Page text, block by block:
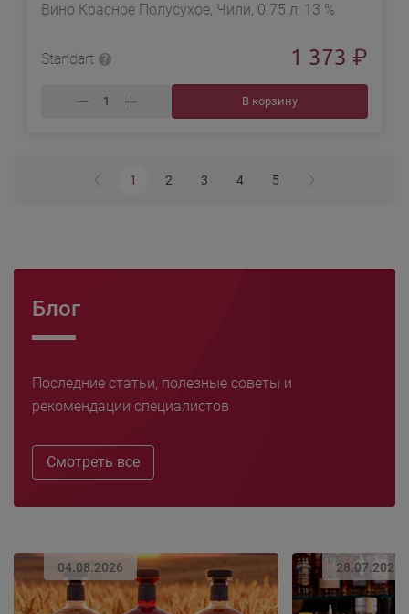
Вино Красное Полусухое, Чили, 0.75 л, 13 %
Standart 1 373 ₽
В корзину
1 2 3 4 5
Блог
Последние статьи, полезные советы и
рекомендации специалистов
Смотреть все
04.08.2026 28.07.2026